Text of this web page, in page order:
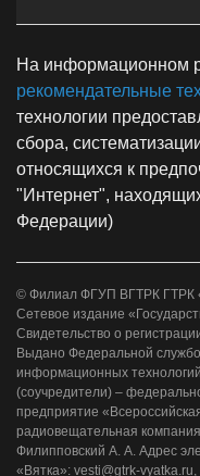
На информационном
рекомендательные
технологии
сбора,
относящихся к
"Интернет",
Федерации)
© Филиал ФГУП ВГТРК ГТРК
Сетевое издание
Свидетельство о
Выдано Федеральной
информационных
(соучредители) –
предприятие
радиовещательная
Филипповский А. А. Адрес
«Вятка»: vesti@gtrk-